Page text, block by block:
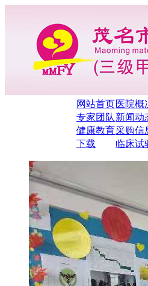
网站首页医院概
专家团队 新闻动
健康教育采购信
下载
临床试